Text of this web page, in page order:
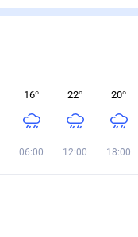
16°
06:00
22°
12:00
20°
18:00